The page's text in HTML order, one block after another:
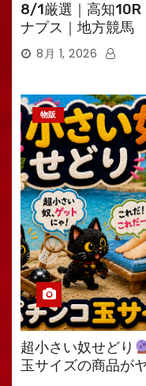
8/1厳選｜高知10R
ナプス｜地方競馬
8月 1, 2026
物販
超小さい奴せどり
玉サイズの商品が